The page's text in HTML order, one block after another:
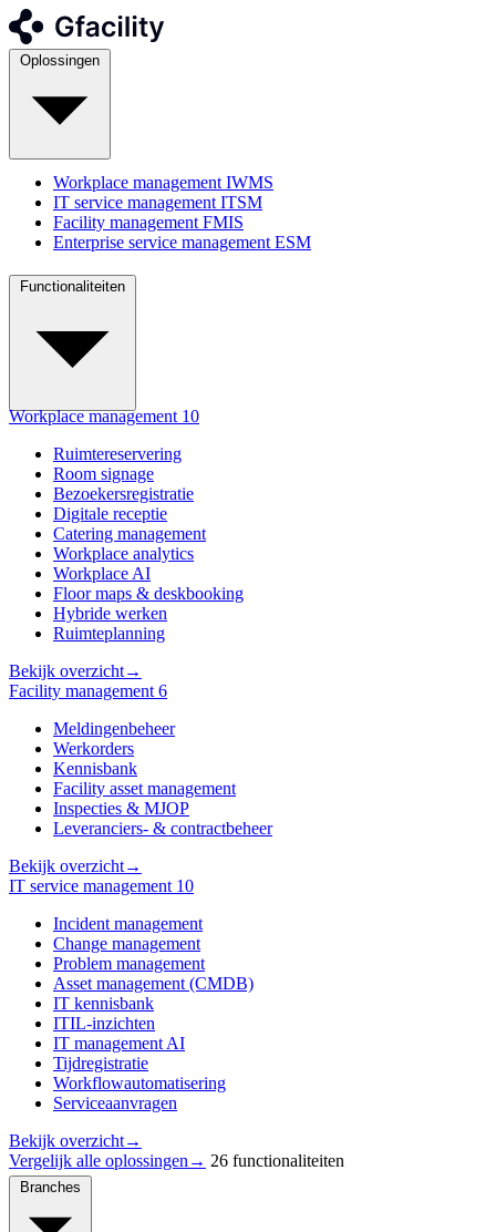
Workplace management IWMS
IT service management ITSM
Facility management FMIS
Enterprise service management ESM
Workplace management 10
Ruimtereservering
Room signage
Bezoekersregistratie
Digitale receptie
Catering management
Workplace analytics
Workplace AI
Floor maps & deskbooking
Hybride werken
Ruimteplanning
Bekijk overzicht→
Facility management 6
Meldingenbeheer
Werkorders
Kennisbank
Facility asset management
Inspecties & MJOP
Leveranciers- & contractbeheer
Bekijk overzicht→
IT service management 10
Incident management
Change management
Problem management
Asset management (CMDB)
IT kennisbank
ITIL-inzichten
IT management AI
Tijdregistratie
Workflowautomatisering
Serviceaanvragen
Bekijk overzicht→
Vergelijk alle oplossingen → 26 functionaliteiten